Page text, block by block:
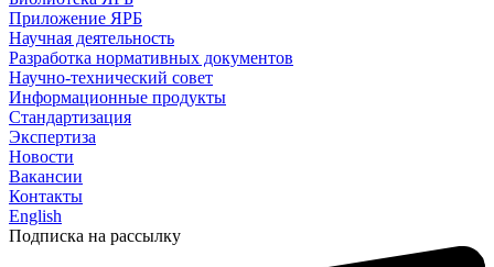
Приложение ЯРБ
Научная деятельность
Разработка нормативных документов
Научно-технический совет
Информационные продукты
Стандартизация
Экспертиза
Новости
Вакансии
Контакты
English
Подписка на рассылку